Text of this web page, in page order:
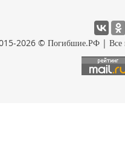
2026 © Погибшие.РФ | Все